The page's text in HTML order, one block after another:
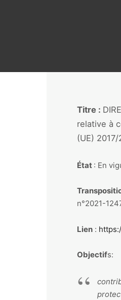
Titre :
relative à
(UE)
État : En
n°2021-
Lien :
Objectifs: